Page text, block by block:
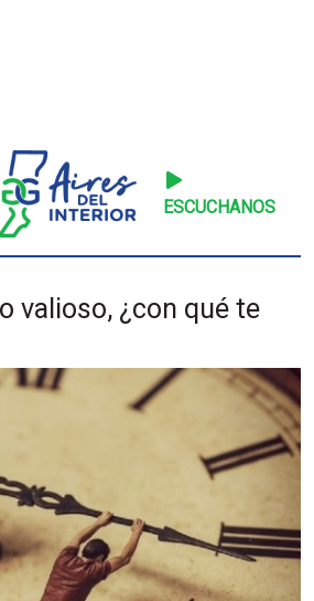
ESCUCHANOS
valioso, ¿con qué te